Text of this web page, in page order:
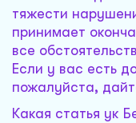
тяжести
принимает
все
Если у вас есть
пожалуйста,
Какая статья ук